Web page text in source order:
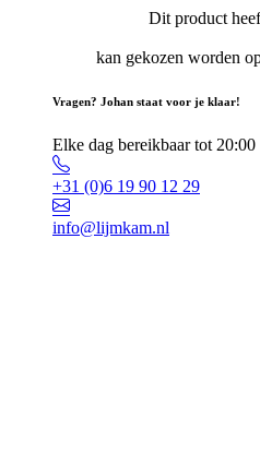
Dit product
kan gekozen worden
Vragen? Johan staat voor je klaar!
Elke dag bereikbaar tot 20:00
+31 (0)6 19 90 12 29
info@lijmkam.nl